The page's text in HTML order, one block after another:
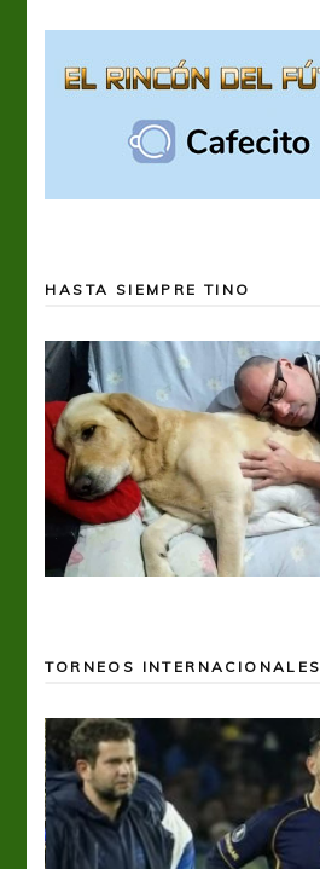
HASTA SIEMPRE TINO
TORNEOS INTERNACIONALES